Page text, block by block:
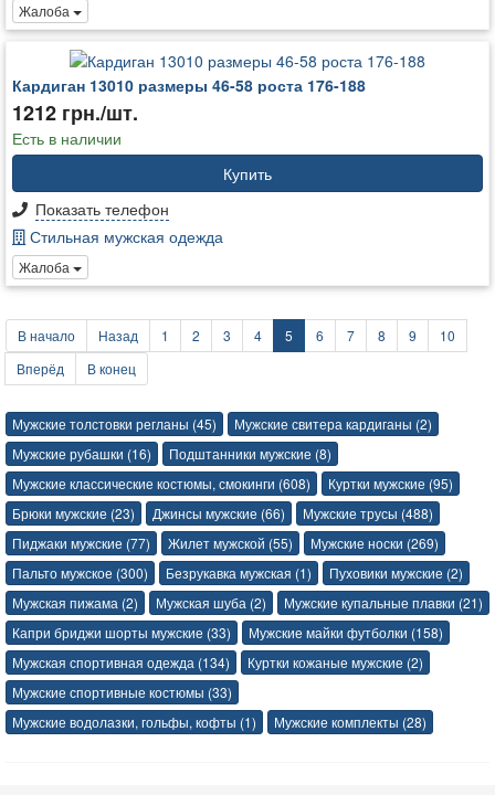
Жалоба
Кардиган 13010 размеры 46-58 роста 176-188
1212 грн./шт.
Есть в наличии
Купить
Показать телефон
Стильная мужская одежда
Жалоба
В начало Назад 1 2 3 4 5 6 7 8 9
10
Вперёд
В конец
Мужские толстовки регланы (45)
Мужские свитера кардиганы (2)
Мужские рубашки (16)
Подштанники мужские (8)
Мужские классические костюмы, смокинги (608)
Куртки мужские (95)
Брюки мужские (23)
Джинсы мужские (66)
Мужские трусы (488)
Пиджаки мужские (77)
Жилет мужской (55)
Мужские носки (269)
Пальто мужское (300)
Безрукавка мужская (1)
Пуховики мужские (2)
Мужская пижама (2)
Мужская шуба (2)
Мужские купальные плавки (21)
Капри бриджи шорты мужские (33)
Мужские майки футболки (158)
Мужская спортивная одежда (134)
Куртки кожаные мужские (2)
Мужские спортивные костюмы (33)
Мужские водолазки, гольфы, кофты (1)
Мужские комплекты (28)